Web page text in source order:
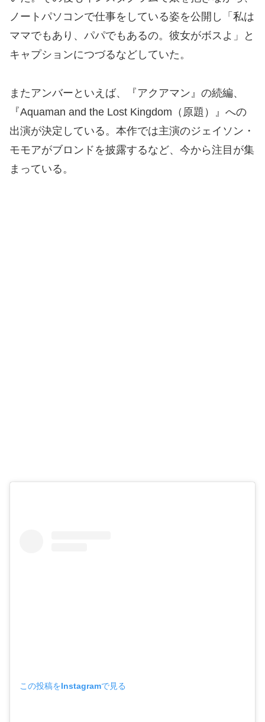
ノートパソコンで仕事をしている姿を公開し「私は
ママでもあり、パパでもあるの。彼女がボスよ」と
キャプションにつづるなどしていた。
またアンバーといえば、『アクアマン』の続編、
『Aquaman and the Lost Kingdom（原題）』への
出演が決定している。本作では主演のジェイソン・
モモアがブロンドを披露するなど、今から注目が集
まっている。
この投稿をInstagramで見る